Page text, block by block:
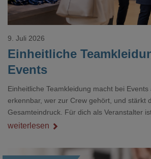
Einheitliche
Events
9. Juli 2026
Einheitliche Teamkleidung macht bei
erkennbar, wer zur Crew gehört, und stärkt
Gesamteindruck. Für dich als Veranstalter
Nebenthema: Bei Textilien mit Stickerei oder
weiterlesen